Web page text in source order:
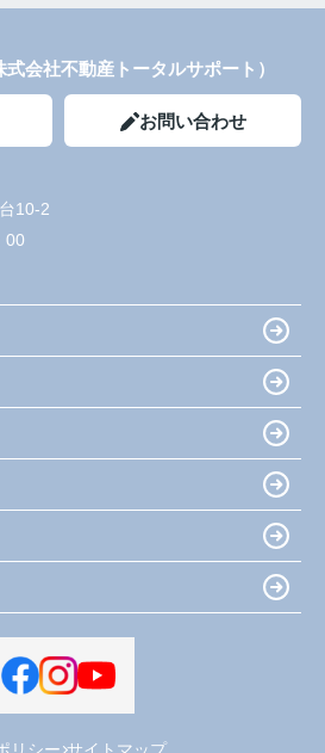
会社不動産トータルサポート）
お問い合わせ
10-2
00